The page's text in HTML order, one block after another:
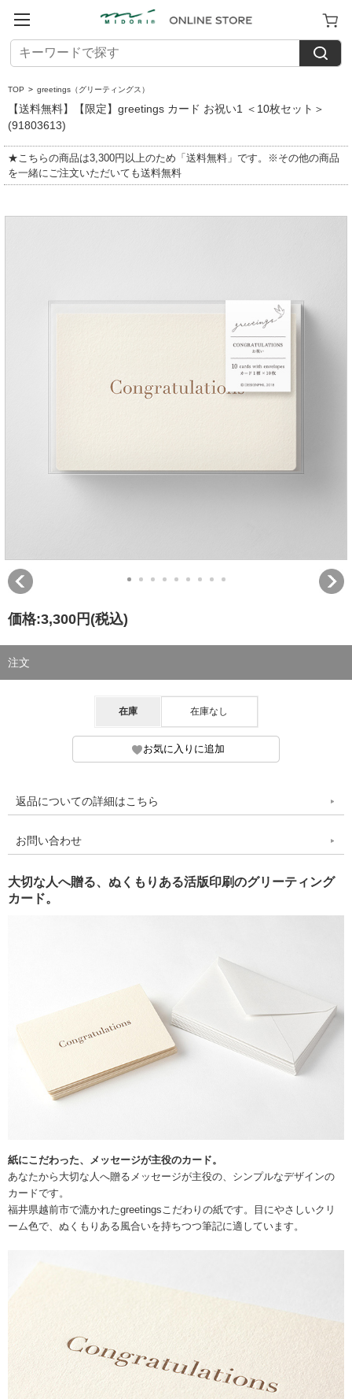
TOP > greetings（グリーティングス）
【送料無料】【限定】greetings カード お祝い1 ＜10枚セット＞
(91803613)
★こちらの商品は3,300円以上のため「送料無料」です。※その他の商品
を一緒にご注文いただいても送料無料
価格:3,300円 (税込)
注文
在庫 在庫なし
返品についての詳細はこちら
お問い合わせ
大切な人へ贈る、ぬくもりある活版印刷のグリーティング
カード。
紙にこだわった、メッセージが主役のカード。
あなたから大切な人へ贈るメッセージが主役の、シンプルなデザインの
カードです。
福井県越前市で漉かれたgreetingsこだわりの紙です。目にやさしいクリ
ーム色で、ぬくもりある風合いを持ちつつ筆記に適しています。